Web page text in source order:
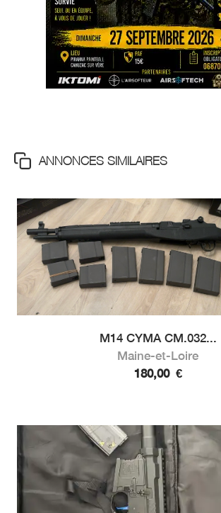
ANNONCES SIMILAIRES
M14 CYMA CM.032...
Maine-et-Loire
180,00 €